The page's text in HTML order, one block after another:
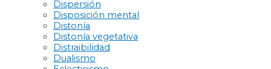
Dispersión
Disposición mental
Distonía
Distonía vegetativa
Distraibilidad
Dualismo